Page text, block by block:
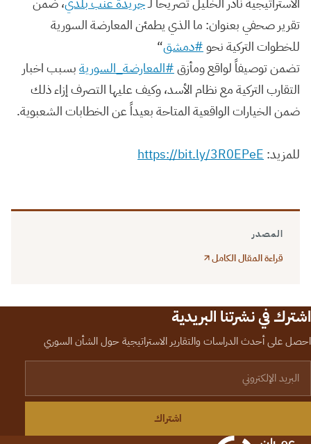
تقرير صحفي بعنوان: ما الذي يطمئن المعارضة السورية
للخطوات التركية نحو#دمشق“
تضمن توصيفاً لواقع ومأزق#المعارضة_السوريةبسبب اخبار
التقارب التركية مع نظام الأسد، وكيف عليها التصرف إزاء ذلك
ضمن الخيارات الواقعية المتاحة بعيداً عن الخطابات الشعبوية.
للمزيد: https://bit.ly/3R0EPeE
المصدر
قراءة المقال الكامل
اشترك في نشرتنا البريدية
احصل على أحدث الدراسات والتقارير الاستراتيجية حول الشأن السوري
اشتراك